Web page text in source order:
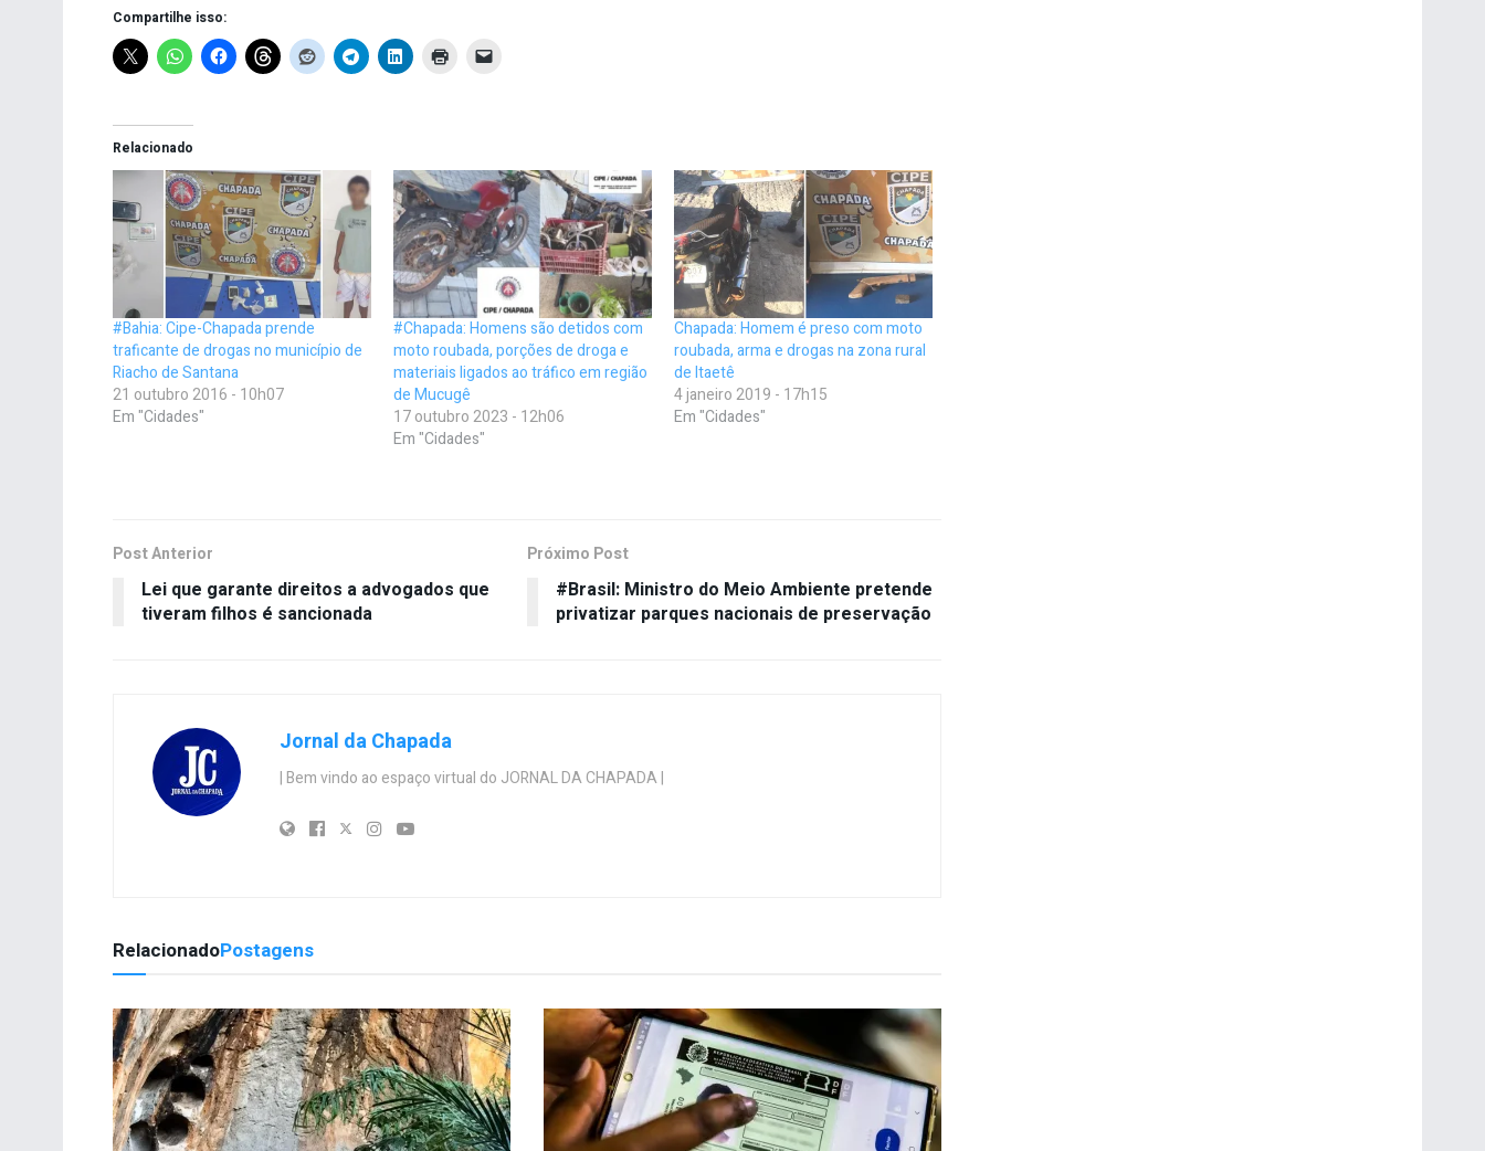
Compartilhe isso:
Relacionado
#Bahia: Cipe-Chapada prende
traficante de drogas no município de
Riacho de Santana
21 outubro 2016 - 10h07
Em "Cidades"
#Chapada: Homens são detidos com
moto roubada, porções de droga e
materiais ligados ao tráfico em região
de Mucugê
17 outubro 2023 - 12h06
Em "Cidades"
Chapada: Homem é preso com moto
roubada, arma e drogas na zona rural
de Itaetê
4 janeiro 2019 - 17h15
Em "Cidades"
Post Anterior
Lei que garante direitos a advogados que
tiveram filhos é sancionada
Próximo Post
#Brasil: Ministro do Meio Ambiente pretende
privatizar parques nacionais de preservação
Jornal da Chapada
| Bem vindo ao espaço virtual do JORNAL DA CHAPADA |
RelacionadoPostagens